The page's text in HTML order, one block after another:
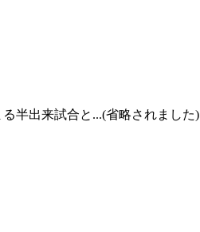
半出来試合と...(省略されました)